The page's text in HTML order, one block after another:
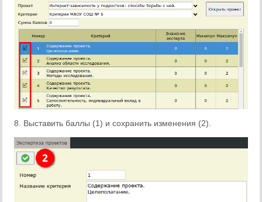
8. Выставить баллы (1) и сохранить изменения (2).